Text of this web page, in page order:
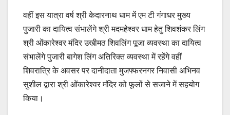
वहीं इस यात्रा वर्ष श्री केदारनाथ धाम में एम टी गंगाधर मुख्य
पुजारी का दायित्व संभालेंगे श्री मदमहेश्वर धाम हेतु शिवशंकर लिंग
श्री ओंकारेश्वर मंदिर उखीमठ शिवलिंग पूजा व्यवस्था का दायित्व
संभालेंगे पुजारी बागेश लिंग अतिरिक्त व्यवस्था में रहेंगे वहीं
शिवरात्रि के अवसर पर दानीदाता मुजफ्फरनगर निवासी अभिनव
सुशील द्वारा श्री ओंकारेश्वर मंदिर को फूलों से सजाने में सहयोग
किया।